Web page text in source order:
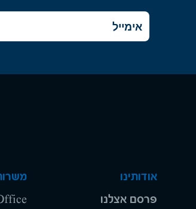
אודותינו
פרסם אצלנו